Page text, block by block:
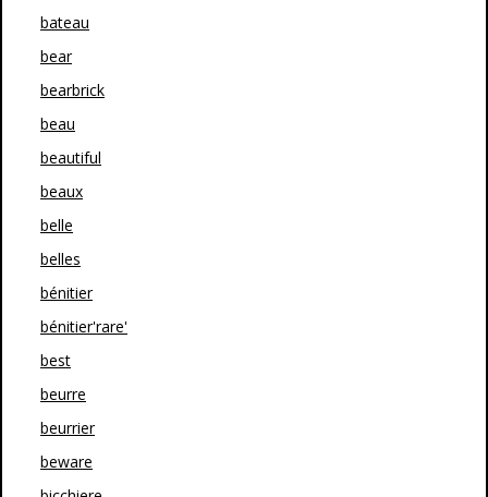
bateau
bear
bearbrick
beau
beautiful
beaux
belle
belles
bénitier
bénitier'rare'
best
beurre
beurrier
beware